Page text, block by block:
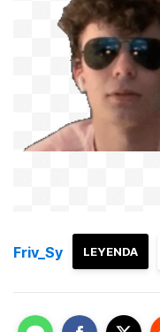
LEYENDA
Friv_Sy